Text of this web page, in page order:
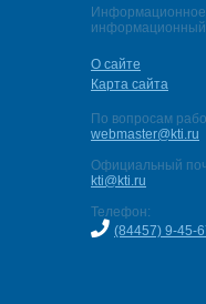
информационный
О сайте
Карта сайта
По вопросам
webmaster@kti.ru
Официальный
kti@kti.ru
Телефон:
(84457) 9-45-